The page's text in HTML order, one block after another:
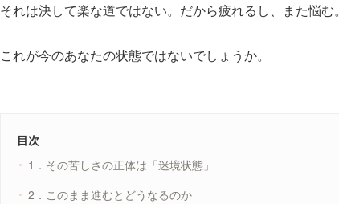
それは決して楽な道ではない。だから疲れるし、また悩む。
これが今のあなたの状態ではないでしょうか。
目次
1．その苦しさの正体は「迷境状態」
2．このまま進むとどうなるのか